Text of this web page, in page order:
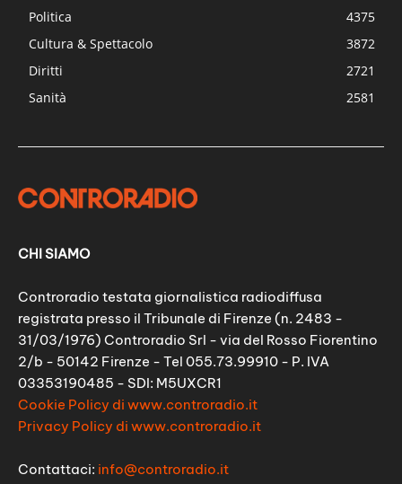
Politica
4375
Cultura & Spettacolo
3872
Diritti
2721
Sanità
2581
CHI SIAMO
Controradio testata giornalistica radiodiffusa
registrata presso il Tribunale di Firenze (n. 2483 -
31/03/1976) Controradio Srl - via del Rosso Fiorentino
2/b - 50142 Firenze - Tel 055.73.99910 - P. IVA
03353190485 - SDI: M5UXCR1
Cookie Policy di www.controradio.it
Privacy Policy di www.controradio.it
Contattaci: info@controradio.it